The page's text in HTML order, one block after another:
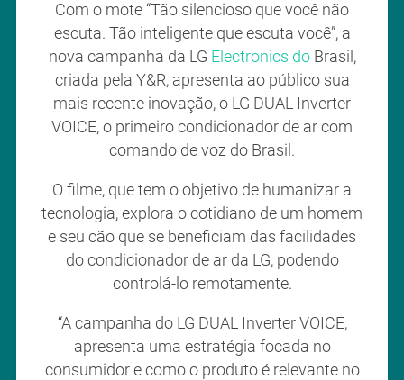
Com o mote “Tão silencioso que você não
escuta. Tão inteligente que escuta você”, a
nova campanha da LG Electronics do Brasil,
criada pela Y&R, apresenta ao público sua
mais recente inovação, o LG DUAL Inverter
VOICE, o primeiro condicionador de ar com
comando de voz do Brasil.
O filme, que tem o objetivo de humanizar a
tecnologia, explora o cotidiano de um homem
e seu cão que se beneficiam das facilidades
do condicionador de ar da LG, podendo
controlá-lo remotamente.
“A campanha do LG DUAL Inverter VOICE,
apresenta uma estratégia focada no
consumidor e como o produto é relevante no